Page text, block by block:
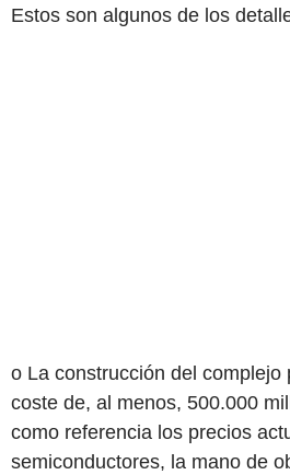
Estos son algunos de los
o La construcción del complejo
coste de, al menos, 500.000
como referencia los precios
semiconductores, la mano de